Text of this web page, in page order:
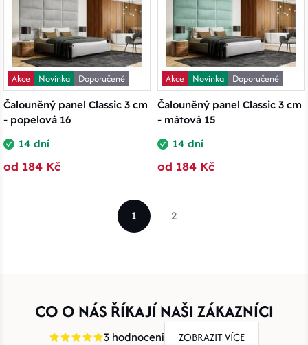
Akce Novinka
Doporučené
Čalouněný panel Classic 3 cm
- popelová 16
14 dní
od 184 Kč
Akce Novinka
Doporučené
Čalouněný panel Classic 3 cm
- mátová 15
14 dní
od 184 Kč
1 2
CO O NÁS ŘÍKAJÍ NAŠI ZÁKAZNÍCI
3 hodnocení ZOBRAZIT VÍCE